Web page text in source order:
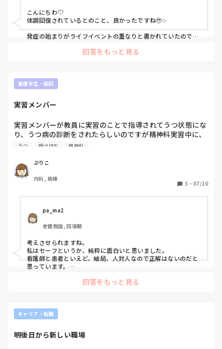
復職先は近場のクリニックのパートを考えており、妊活も年
明けすぐと思っています。
ら妊活するのもいいなと思いますが、仕事も妊活も中途半端
アドバイス頂けると嬉しいです。
こんにちわ♡
体調回復されているとのこと、良かったですね🥹✨
発症の始まりがライフイベントの重なりと書かれていたので、
りの1つかなぁと予測しておりました。
し、その後復帰もできる…というロードマップかなぁと思いま
したが、女性としては年齢も気になるところですよね。
実際、出産して子持ちになってからの就職はハードルが高まる
例えばですが、めるさんは就労しないとしても生活は可能です
か？
回答をもっと見る
看護学生・国試
実習メンバー
実習メンバーが教員に実習のことで指導されてうつ状態にな
り、うつ病の診断をされたらしいのですが精神科実習中に、
受け持ちのうつ病患者に「わたしうつ病なんです。」って言
うつ 受け持ち 精神科
ぷりこ
内科, 病棟
3 ・ 07/10
pa_ma2
老健施設, 回復期
考えさせられますね。
私はセーフというか、純粋に面白いと思いました。
看護師と患者といえど、結局、人対人なので正解はないのだと
思っています。
患者さんがどう受け取って、どう反応したかが重要ですね。
未来の大切な看護師...心配です。
回答をもっと見る
キャリア・転職
明後日から新しい職場